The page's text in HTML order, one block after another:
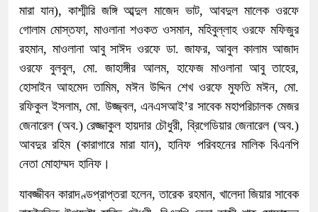
মারা যান), কাশ্মীরি জঙ্গি আব্দুল মাজেদ ভাট, আবদুল মালেক ওরফে
গোলাম মোস্তফা, মাওলানা শওকত ওসমান, মহিবুল্লাহ ওরফে মফিজুর
রহমান, মাওলানা আবু সাঈদ ওরফে ডা. জাফর, আবুল কালাম আজাদ
ওরফে বুলবুল, মো. জাহাঙ্গীর আলম, হাফেজ মাওলানা আবু তাহের,
হোসাইন আহমেদ তামিম, মঈন উদ্দিন শেখ ওরফে মুফতি মঈন, মো.
রফিকুল ইসলাম, মো. উজ্জ্বল, এনএসআই’র সাবেক মহাপরিচালক মেজর
জেনারেল (অব.) রেজ্জাকুল হায়দার চৌধুরী, ব্রিগেডিয়ার জেনারেল (অব.)
আবদুর রহিম (কারাগারে মারা যান), হানিফ পরিবহনের মালিক বিএনপি
নেতা মোহাম্মদ হানিফ।
যাবজ্জীবন কারাদণ্ডপ্রাপ্তরা হলেন, তারেক রহমান, খালেদা জিয়ার সাবেক